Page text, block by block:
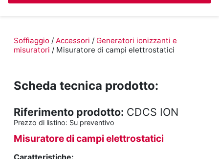
Soffiaggio / Accessori / Generatori ionizzanti e
misuratori / Misuratore di campi elettrostatici
Scheda tecnica prodotto:
Riferimento prodotto: CDCS ION
Prezzo di listino: Su preventivo
Misuratore di campi elettrostatici